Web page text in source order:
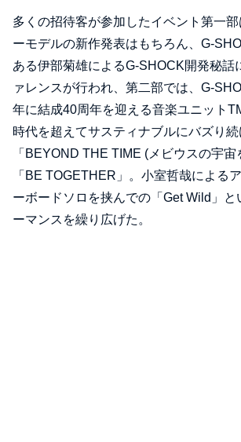
多くの招待客が参加したイベント第⼀
ーモデルの新作発表はもちろん、G-
ある伊部菊雄によるG-SHOCK開発秘話
ァレンスが⾏われ、第⼆部では、G-
年に結成40周年を迎える⾳楽ユニット
時代を超えてサスティナブルにバズり
「BEYOND THE TIME (メビウスの宇宙
「BE TOGETHER」。⼩室哲哉による
ーボードソロを挟んでの「Get Wild」と
ーマンスを繰り広げた。